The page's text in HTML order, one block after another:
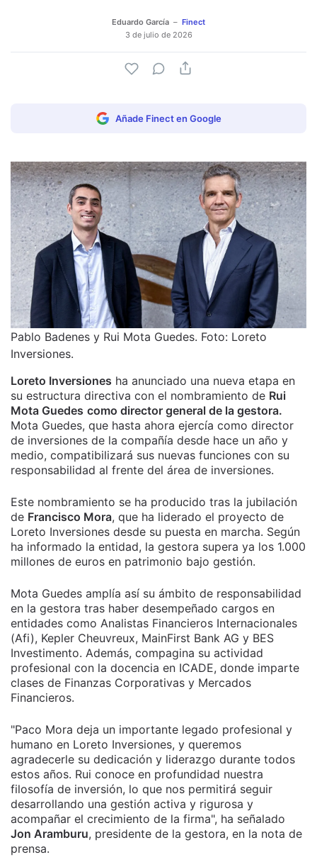
Eduardo García
Finect
3 de julio de 2026
Añade Finect en Google
Pablo Badenes y Rui Mota Guedes. Foto: Loreto
Inversiones.
Loreto Inversiones ha anunciado una nueva etapa en
su estructura directiva con el nombramiento de Rui
Mota Guedes como director general de la gestora.
Mota Guedes, que hasta ahora ejercía como director
de inversiones de la compañía desde hace un año y
medio, compatibilizará sus nuevas funciones con su
responsabilidad al frente del área de inversiones.
Este nombramiento se ha producido tras la jubilación
de Francisco Mora, que ha liderado el proyecto de
Loreto Inversiones desde su puesta en marcha. Según
ha informado la entidad, la gestora supera ya los 1.000
millones de euros en patrimonio bajo gestión.
Mota Guedes amplía así su ámbito de responsabilidad
en la gestora tras haber desempeñado cargos en
entidades como Analistas Financieros Internacionales
(Afi), Kepler Cheuvreux, MainFirst Bank AG y BES
Investimento. Además, compagina su actividad
profesional con la docencia en ICADE, donde imparte
clases de Finanzas Corporativas y Mercados
Financieros.
"Paco Mora deja un importante legado profesional y
humano en Loreto Inversiones, y queremos
agradecerle su dedicación y liderazgo durante todos
estos años. Rui conoce en profundidad nuestra
filosofía de inversión, lo que nos permitirá seguir
desarrollando una gestión activa y rigurosa y
acompañar el crecimiento de la firma", ha señalado
Jon Aramburu, presidente de la gestora, en la nota de
prensa.